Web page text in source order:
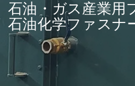
石油・ガス産業用
石油化学ファスナ